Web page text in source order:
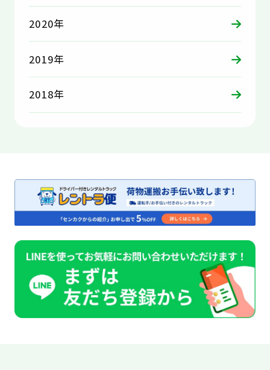
2020年
2019年
2018年